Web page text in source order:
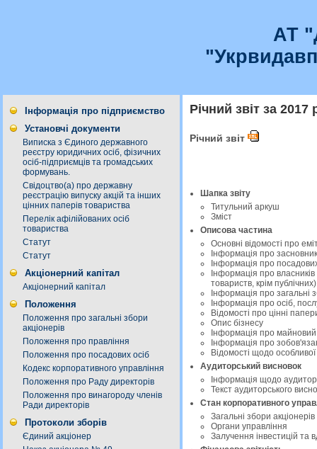
АТ
Інформація про підприємство
Установчі документи
Виписка з Єдиного державного
реєстру юридичних осіб, фізичних
осіб-підприємців та громадських
формувань.
Свідоцтво(а) про державну
реєстрацію випуску акцій та інших
цінних паперів товариства
Перелік афілійованих осіб
товариства
Статут
Статут
Акціонерний капітал
Акціонерний капітал
Положення
Положення про загальні збори
акціонерів
Положення про правління
Положення про посадових осіб
Кодекс корпоративного управління
Положення про Раду директорів
Положення про винагороду членів
Ради директорів
Протоколи зборів
Єдиний акціонер
Річний звіт за 2017
Річний звіт
Шапка звіту
Титульний аркуш
Зміст
Описова частина
Основні відомості про
Інформація про
Інформація про
Інформація про
товариств, крім
Інформація про загальні
Інформація про осіб,
Відомості про цінні
Опис бізнесу
Інформація про майновий
Інформація про
Відомості щодо
Аудиторський висновок
Інформація щодо
Текст аудиторського
Стан корпоративного
Загальні збори акціонерів
Органи управління
Залучення інвестицій та